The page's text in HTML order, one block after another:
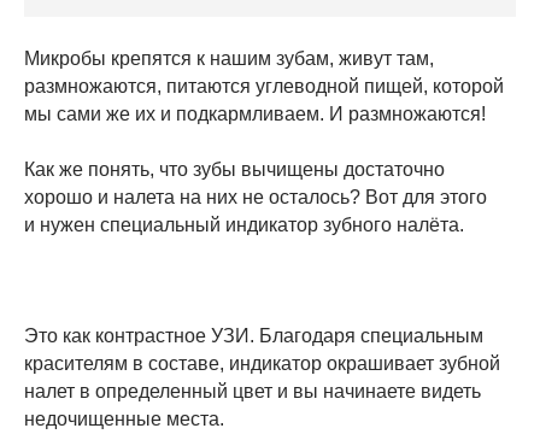
Микробы крепятся к нашим зубам, живут там,
размножаются, питаются углеводной пищей, которой
мы сами же их и подкармливаем. И размножаются!
Как же понять, что зубы вычищены достаточно
хорошо и налета на них не осталось? Вот для этого
и нужен специальный индикатор зубного налёта.
Это как контрастное УЗИ. Благодаря специальным
красителям в составе, индикатор окрашивает зубной
налет в определенный цвет и вы начинаете видеть
недочищенные места.